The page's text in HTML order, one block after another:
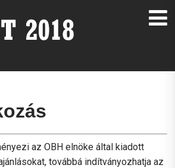
az OBH elnöke által kiadott
továbbá indítványozhatja az